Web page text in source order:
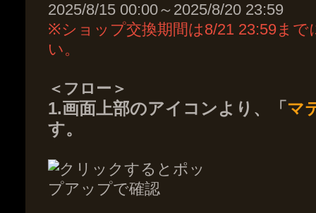
2025/8/15 00:00～2025/8/20 23:59
※ショップ交換期間は8/21 23:59ま
い。
＜フロー＞
1.画面上部のアイコンより、「 マ
す。